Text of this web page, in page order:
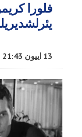
فلورا
13 اییون 21:43